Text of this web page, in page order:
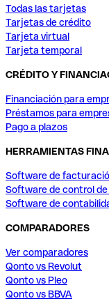
Todas las tarjetas
Tarjetas de crédito
Tarjeta virtual
Tarjeta temporal
CRÉDITO Y
Financiación para
Préstamos para
Pago a plazos
HERRAMIENTAS
Software de
Software de control
Software de
COMPARADORES
Ver comparadores
Qonto vs Revolut
Qonto vs Pleo
Qonto vs BBVA